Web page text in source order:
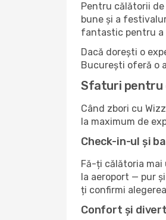
Pentru călătorii
bune și a
fantastic pentru a
Dacă dorești o
București oferă o
Sfaturi pentru
Când zbori cu
la maximum de
Check-in-ul și
Fă-ți călătoria mai
la aeroport — pur
ți confirmi
Confort și